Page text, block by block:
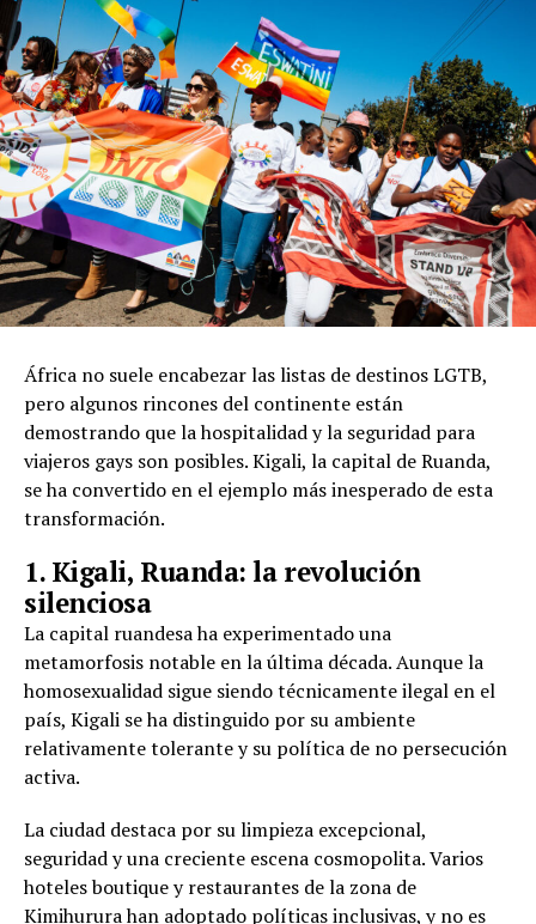
África no suele encabezar las listas de destinos LGTB,
pero algunos rincones del continente están
demostrando que la hospitalidad y la seguridad para
viajeros gays son posibles. Kigali, la capital de Ruanda,
se ha convertido en el ejemplo más inesperado de esta
transformación.
1. Kigali, Ruanda: la revolución
silenciosa
La capital ruandesa ha experimentado una
metamorfosis notable en la última década. Aunque la
homosexualidad sigue siendo técnicamente ilegal en el
país, Kigali se ha distinguido por su ambiente
relativamente tolerante y su política de no persecución
activa.
La ciudad destaca por su limpieza excepcional,
seguridad y una creciente escena cosmopolita. Varios
hoteles boutique y restaurantes de la zona de
Kimihurura han adoptado políticas inclusivas, y no es